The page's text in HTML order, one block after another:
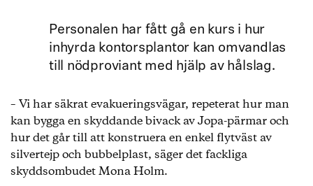
Personalen har fått gå en kurs i hur
inhyrda kontorsplantor kan omvandlas
till nödproviant med hjälp av hålslag.
– Vi har säkrat evakueringsvägar, repeterat hur man
kan bygga en skyddande bivack av Jopa-pärmar och
hur det går till att konstruera en enkel flytväst av
silvertejp och bubbelplast, säger det fackliga
skyddsombudet Mona Holm.